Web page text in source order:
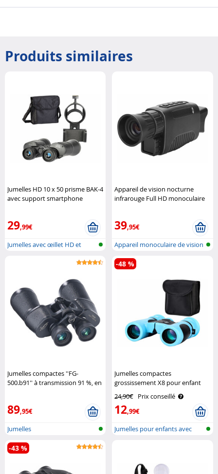
Produits similaires
Jumelles HD 10 x 50 prisme BAK-4
avec support smartphone
29,99€
Jumelles avec œillet HD et
Appareil de vision nocturne
infrarouge Full HD monoculaire
39,95€
Appareil monoculaire de vision
noct..
Jumelles compactes ''FG-
500.b91'' à transmission 91 %, en
89,95€
Jumelles
Jumelles compactes
grossissement X8 pour enfant
24,90€ Prix conseillé
12,99€
-48 %
Jumelles pour enfants avec
-43 %